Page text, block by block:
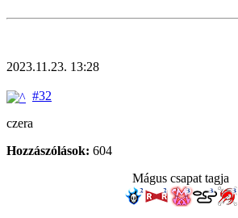
2023.11.23. 13:28
#32
czera
Hozzászólások: 604
Mágus csapat tagja